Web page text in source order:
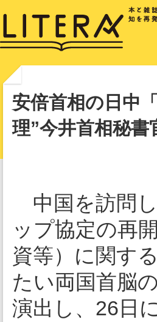
安倍首相の日中
理”今井首相秘
中国を訪問し
ップ協定の再
資等）に関す
たい両国首脳
演出し、26日